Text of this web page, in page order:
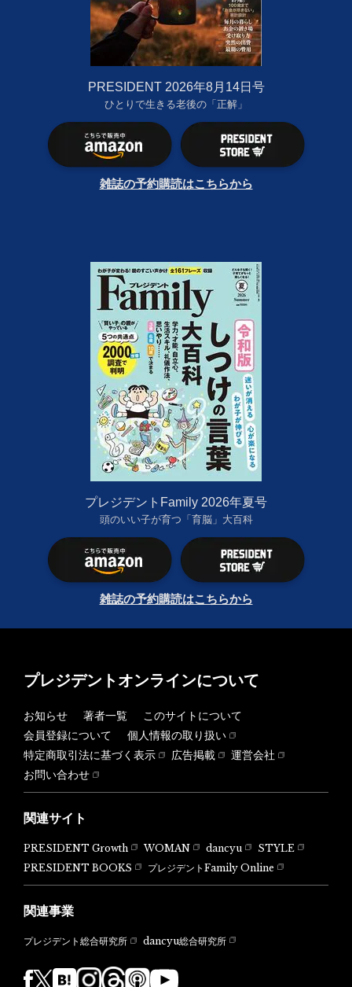
PRESIDENT 2026年8月14日号
ひとりで生きる老後の「正解」
雑誌の予約購読はこちらから
プレジデントFamily 2026年夏号
頭のいい子が育つ「育脳」大百科
雑誌の予約購読はこちらから
プレジデントオンラインについて
お知らせ 著者一覧
このサイトについて
会員登録について
個人情報の取り扱い
特定商取引法に基づく表示
広告掲載
運営会社
お問い合わせ
関連サイト
PRESIDENT Growth WOMAN dancyu
STYLE
PRESIDENT BOOKS
プレジデントFamily Online
関連事業
プレジデント総合研究所 dancyu総合研究所